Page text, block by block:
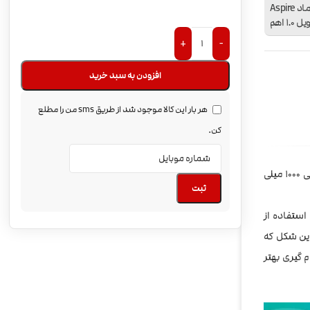
ماد Aspire
اهم
)، کوچک و خوش دست همراه با باتری داخلی 1000 میلی
از
فایر است ، به این شکل که
گیری بهتر
-
+
افزودن به سبد خرید
هر بار این کالا موجود شد از طریق sms من را مطلع
کن.
ثبت